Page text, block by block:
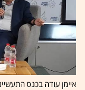
איימן עודה בכנס